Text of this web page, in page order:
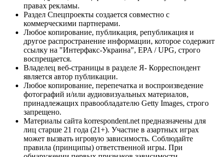
правах рекламы.
Раздел Спецпроекты создается совместно с
коммерческими партнерами.
Любое копирование, публикация, републикация и
другое распространение информации, которое содержит
ссылку на "Интерфакс-Украина", EPA / UPG, строго
воспрещается.
Владелец веб-страницы в разделе Я- Корреспондент
является автор публикации.
Любое копирование, перепечатка и воспроизведение
фотографий и/или аудиовизуальных материалов,
принадлежащих правообладателю Getty Images, строго
запрещено.
Материалы сайта korrespondent.net предназначены для
лиц старше 21 года (21+). Участие в азартных играх
может вызвать игровую зависимость. Соблюдайте
правила (принципы) ответственной игры. При